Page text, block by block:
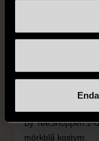
1/5
By TeeShoppen 2-
mörkblå kostym